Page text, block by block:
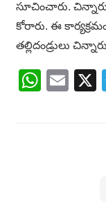
సూచించారు.
కోరారు. ఈ
తల్లిదండ్రులు